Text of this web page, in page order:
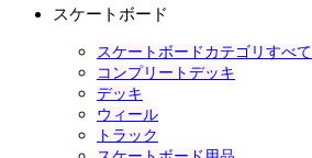
スケートボード
スケートボードカテゴリすべて
コンプリートデッキ
デッキ
ウィール
トラック